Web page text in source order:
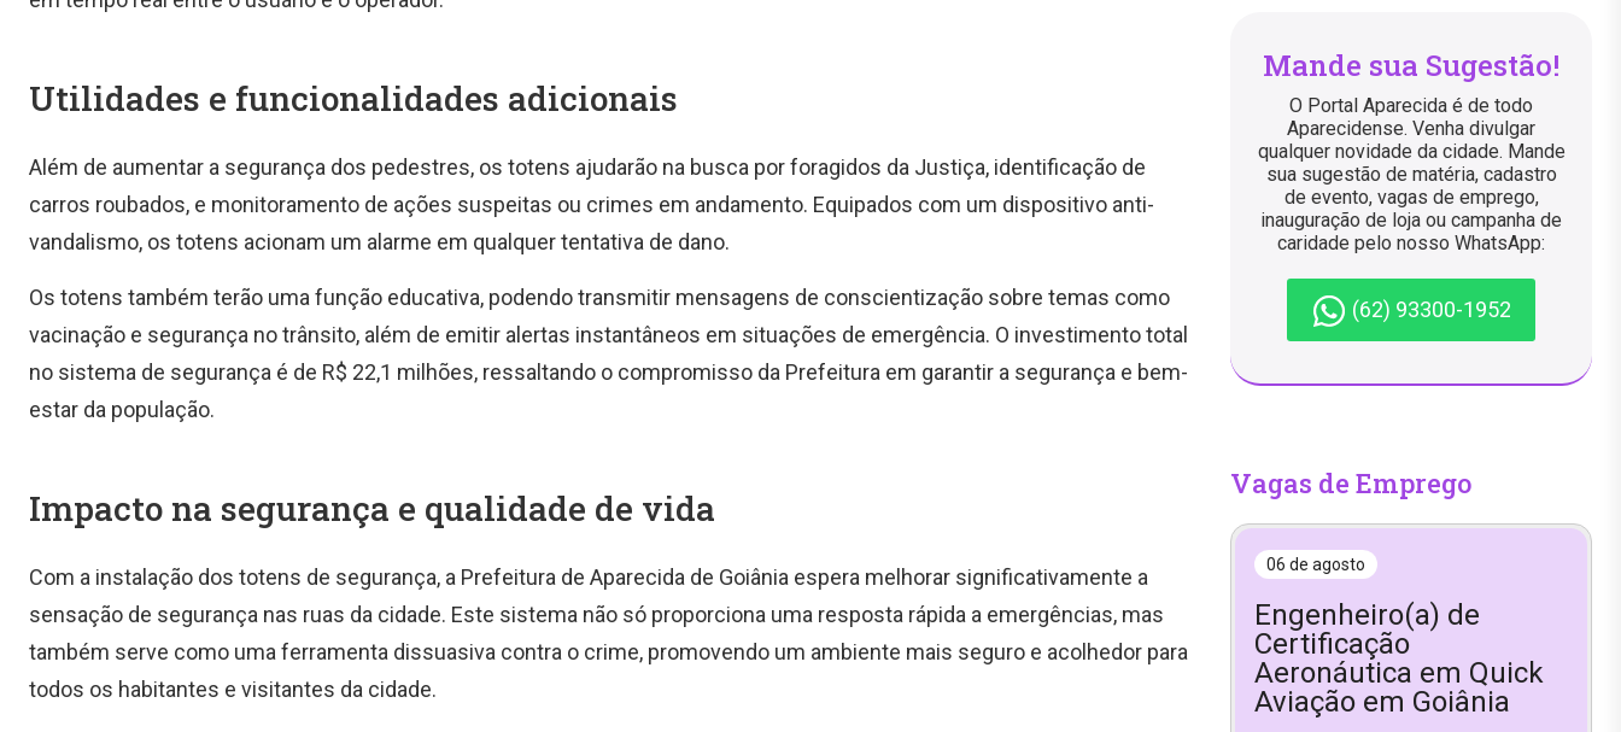
Utilidades e funcionalidades adicionais
Além de aumentar a segurança dos pedestres, os totens ajudarão na busca por foragidos da Justiça, identificação de
carros roubados, e monitoramento de ações suspeitas ou crimes em andamento. Equipados com um dispositivo anti-
vandalismo, os totens acionam um alarme em qualquer tentativa de dano.
Os totens também terão uma função educativa, podendo transmitir mensagens de conscientização sobre temas como
vacinação e segurança no trânsito, além de emitir alertas instantâneos em situações de emergência. O investimento total
no sistema de segurança é de R$ 22,1 milhões, ressaltando o compromisso da Prefeitura em garantir a segurança e bem-
estar da população.
Impacto na segurança e qualidade de vida
Com a instalação dos totens de segurança, a Prefeitura de Aparecida de Goiânia espera melhorar significativamente a
sensação de segurança nas ruas da cidade. Este sistema não só proporciona uma resposta rápida a emergências, mas
também serve como uma ferramenta dissuasiva contra o crime, promovendo um ambiente mais seguro e acolhedor para
todos os habitantes e visitantes da cidade.
Mande sua Sugestão!
O Portal Aparecida é de todo
Aparecidense. Venha divulgar
qualquer novidade da cidade. Mande
sua sugestão de matéria, cadastro
de evento, vagas de emprego,
inauguração de loja ou campanha de
caridade pelo nosso WhatsApp:
(62) 93300-1952
Vagas de Emprego
06 de agosto
Engenheiro(a) de
Certificação
Aeronáutica em Quick
Aviação em Goiânia